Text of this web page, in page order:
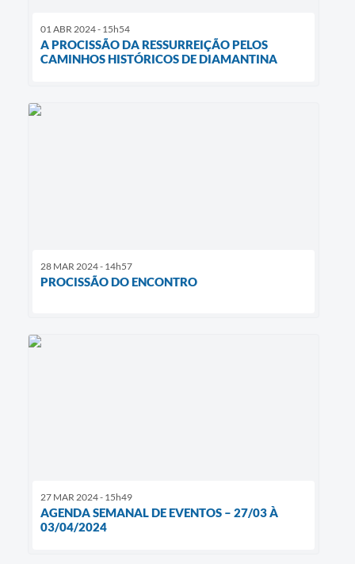
01 ABR 2024 - 15h54
A PROCISSÃO DA RESSURREIÇÃO PELOS
CAMINHOS HISTÓRICOS DE DIAMANTINA
28 MAR 2024 - 14h57
PROCISSÃO DO ENCONTRO
27 MAR 2024 - 15h49
AGENDA SEMANAL DE EVENTOS – 27/03 À
03/04/2024